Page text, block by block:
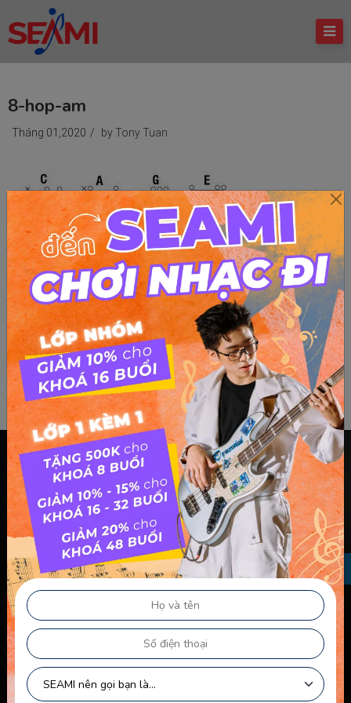
8-hop-am
Tháng 01,2020 / by Tony Tuan
Chính sách & điều khoản
Thông Tin Chủ Sở Hữu Website
Điều Khoản Dành Cho Học Viên Và Gia Sư – Giảng Viên
Điều khoản Dành cho HLV-Giáo Viên
Chính Sách Sử Dụng Cookie
Chính Sách Bảo Mật
Chính Sách Quyền Riêng Tư
Liên kết nhanh
Chính Sách Bảo Mật Của Trẻ Em
Chính Sách Công Khai Của Giáo Viên